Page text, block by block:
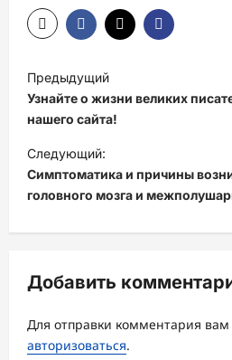
Н
а
в
и
г
а
ц
я
з
а
Предыдущий
Узнайте о жизни великих
нашего сайта!
Следующий:
Симптоматика и причины
головного мозга и
Добавить
Для отправки комментария
авторизоваться.